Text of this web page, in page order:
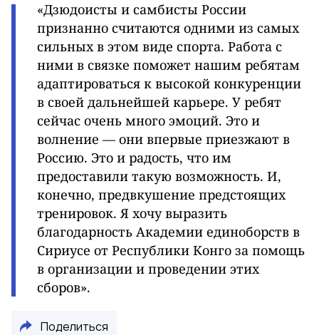
«Дзюдоисты и самбисты России
признанно считаются одними из самых
сильных в этом виде спорта. Работа с
ними в связке поможет нашим ребятам
адаптироваться к высокой конкуренции
в своей дальнейшей карьере. У ребят
сейчас очень много эмоций. Это и
волнение — они впервые приезжают в
Россию. Это и радость, что им
предоставили такую возможность. И,
конечно, предвкушение предстоящих
тренировок. Я хочу выразить
благодарность Академии единоборств в
Сириусе от Республики Конго за помощь
в организации и проведении этих
сборов».
Поделиться